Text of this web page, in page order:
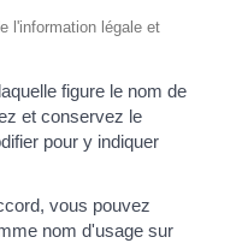
l'information légale et
figure le nom de
et conservez le
pour y indiquer
vous pouvez
nom d'usage sur